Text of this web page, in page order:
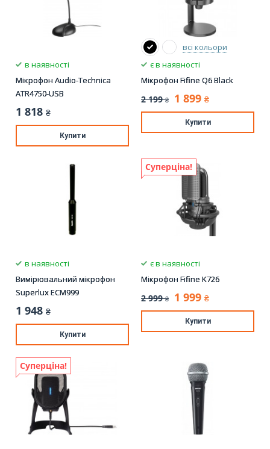
в наявності
Мікрофон Audio-Technica
ATR4750-USB
1 818 ₴
Купити
всі кольори
є в наявності
Мікрофон Fifine Q6 Black
2 199 ₴ 1 899 ₴
Купити
в наявності
Вимірювальний мікрофон
Superlux ECM999
1 948 ₴
Купити
Суперціна!
є в наявності
Мікрофон Fifine K726
2 999 ₴ 1 999 ₴
Купити
Суперціна!